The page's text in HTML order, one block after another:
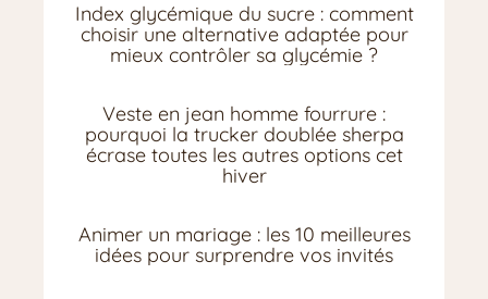
Index glycémique du sucre : comment
choisir une alternative adaptée pour
mieux contrôler sa glycémie ?
Veste en jean homme fourrure :
pourquoi la trucker doublée sherpa
écrase toutes les autres options cet
hiver
Animer un mariage : les 10 meilleures
idées pour surprendre vos invités